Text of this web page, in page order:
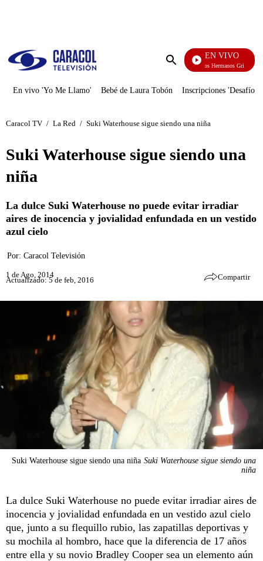
Enviar
EN VIVO
Cuentos De Los Hermanos Grimm
En vivo 'Yo Me Llamo' Bebé de Laura Tobón Inscripciones 'Desafío'
Caracol TV / La Red / Suki Waterhouse sigue siendo una niña
Suki Waterhouse sigue siendo una
niña
La dulce Suki Waterhouse no puede evitar irradiar
aires de inocencia y jovialidad enfundada en un vestido
azul cielo
Por: Caracol Televisión
1 de Ago, 2014
Actualizado: 5 de feb, 2016 Compartir
Suki Waterhouse sigue siendo una niña Suki Waterhouse sigue siendo una
niña
La dulce Suki Waterhouse no puede evitar irradiar aires de
inocencia y jovialidad enfundada en un vestido azul cielo
que, junto a su flequillo rubio, las zapatillas deportivas y
su mochila al hombro, hace que la diferencia de 17 años
entre ella y su novio Bradley Cooper sea un elemento aún